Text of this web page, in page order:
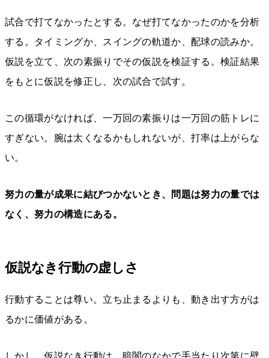
試合で打てなかったとする。なぜ打てなかったのかを分析
する。タイミングか、スイングの軌道か、配球の読みか。
仮説を立て、次の素振りでその仮説を検証する。検証結果
をもとに仮説を修正し、次の試合で試す。
この循環がなければ、一万回の素振りは一万回の筋トレに
すぎない。腕は太くなるかもしれないが、打率は上がらな
い。
努力の量が成果に結びつかないとき、問題は努力の量では
なく、努力の構造にある。
仮説なき行動の虚しさ
行動することは尊い。立ち止まるよりも、動き出す方がは
るかに価値がある。
しかし、仮説なき行動は、暗闇のなかで手当たり次第に壁